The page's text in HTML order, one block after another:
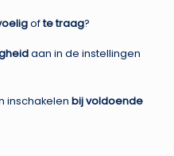
ofte traag?
aan in de instellingen
inschakelen bij voldoende